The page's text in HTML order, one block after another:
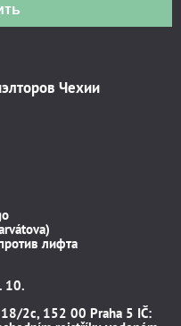
Чехии
лифта
10.
2c, 152 00 Praha 5 IČ: